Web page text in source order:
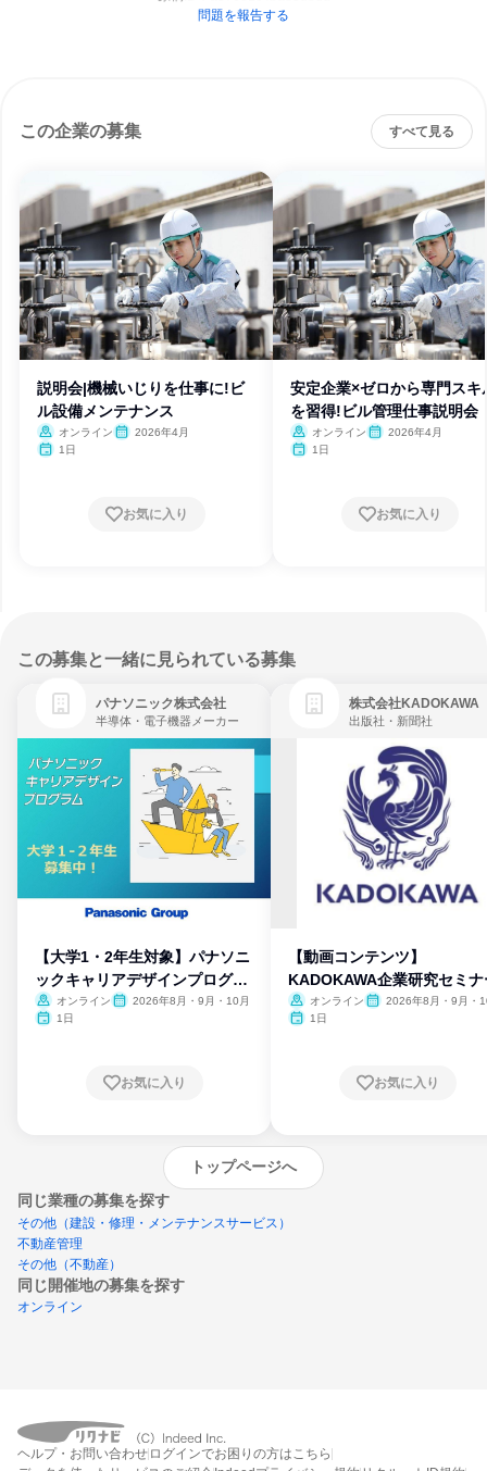
問題を報告する
この企業の募集 すべて見る
説明会|機械いじりを仕事に!ビ
ル設備メンテナンス
オンライン
2026年4月
1日
お気に入り
安定企業×ゼロから専門スキ
を習得!ビル管理仕事説明会
オンライン
2026年4月
1日
お気に入り
この募集と一緒に見られている募集
パナソニック株式会社
半導体・電子機器メーカー
【大学1・2年生対象】パナソニ
ックキャリアデザインプログラ
ム
オンライン
2026年8月・9月・10月
1日
お気に入り
株式会社KADOKAWA
出版社・新聞社
【動画コンテンツ】
KADOKAWA企業研究セミナ
オンライン
2026年8月・9月・
1日
お気に入り
トップページへ
同じ業種の募集を探す
その他（建設・修理・メンテナンスサービス）
不動産管理
その他（不動産）
同じ開催地の募集を探す
オンライン
締切：なし
ヘルプ・お問い合わせ ログインでお困りの方はこちら